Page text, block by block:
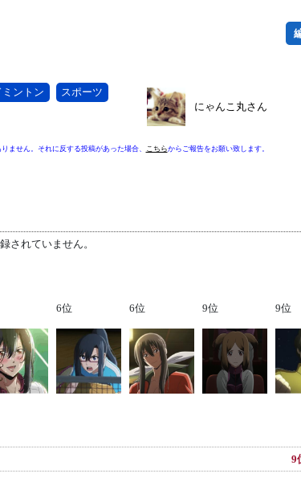
ミントン スポーツ
にゃんこ丸さん
ません。それに反する投稿があった場合、 こちらからご報告をお願い致します。
されていません。
6位 6位 9位 9位
9